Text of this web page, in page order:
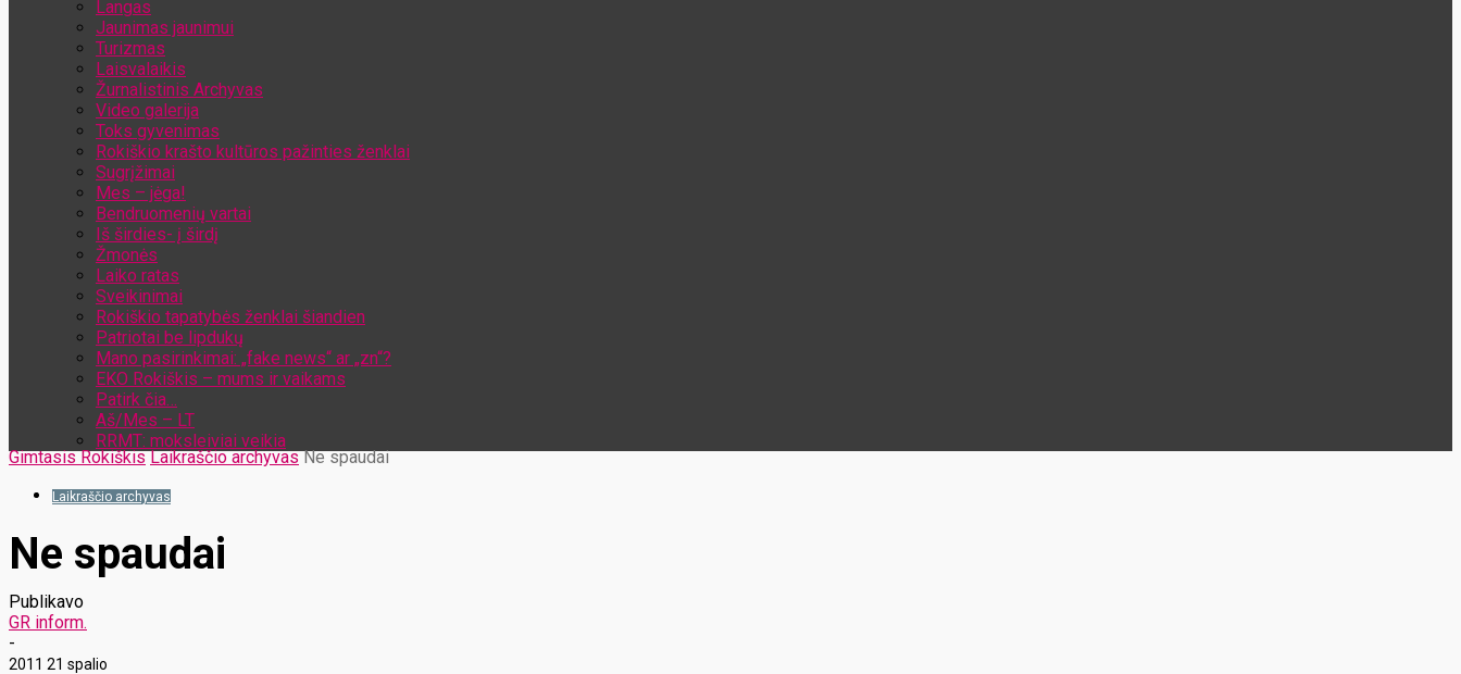
Langas
Jaunimas jaunimui
Turizmas
Laisvalaikis
Žurnalistinis Archyvas
Video galerija
Toks gyvenimas
Rokiškio krašto kultūros pažinties ženklai
Sugrįžimai
Mes – jėga!
Bendruomenių vartai
Iš širdies- į širdį
Žmonės
Laiko ratas
Sveikinimai
Rokiškio tapatybės ženklai šiandien
Patriotai be lipdukų
Mano pasirinkimai: „fake news“ ar „zn“?
EKO Rokiškis – mums ir vaikams
Patirk čia…
Aš/Mes – LT
RRMT: moksleiviai veikia
Gimtasis Rokiškis Laikraščio archyvas Ne spaudai
Laikraščio archyvas
Ne spaudai
Publikavo
GR inform.
-
2011 21 spalio